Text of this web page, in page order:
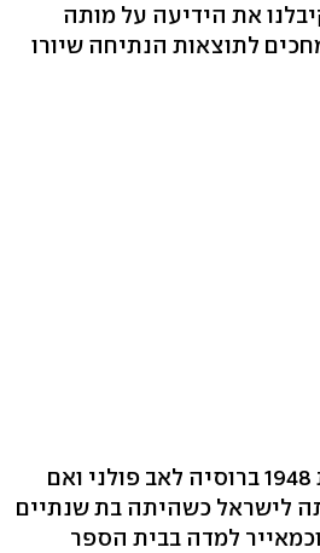
את הידיעה על מותה
לתוצאות הנתיחה שיורו
טוכמאייר נולדה בשנת 1948 ברוסיה לאב פולני ואם
לישראל כשהיתה בת שנתיים
למדה בבית הספר